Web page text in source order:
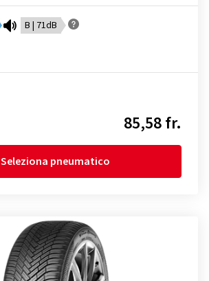
B | 71dB
85,58 fr.
Seleziona pneumatico